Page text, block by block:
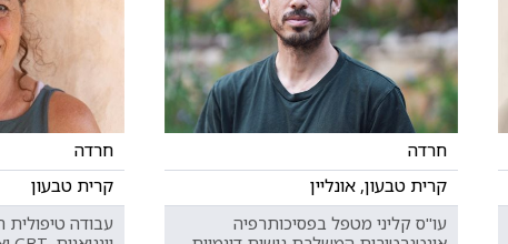
חרדה
קרית טבעון, אונליין
עו"ס קליני מטפל בפסיכותרפיה
חרדה
קרית טבעון
עבודה